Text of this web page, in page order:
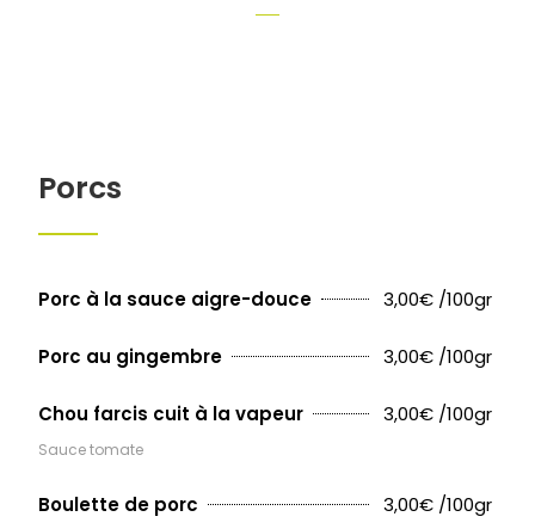
Porcs
Porc à la sauce aigre-douce 3,00€ /100gr
Porc au gingembre 3,00€ /100gr
Chou farcis cuit à la vapeur 3,00€ /100gr
Sauce tomate
Boulette de porc 3,00€ /100gr